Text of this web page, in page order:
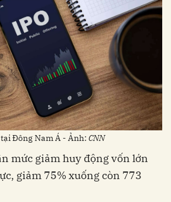
Đông Nam Á - Ảnh: CNN
mức giảm huy động vốn lớn
giảm 75% xuống còn 773